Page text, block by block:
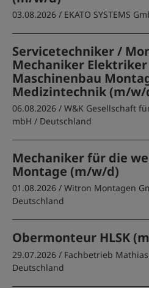
03.08.2026 / EKATO SYSTEMS
Servicetechniker /
Mechaniker Elektriker
Maschinenbau
Medizintechnik (m/w/
06.08.2026 / W&K Gesellschaft
mbH / Deutschland
Mechaniker für die
Montage (m/w/d)
01.08.2026 / Witron Montagen
Deutschland
Obermonteur HLSK
29.07.2026 / Fachbetrieb
Deutschland